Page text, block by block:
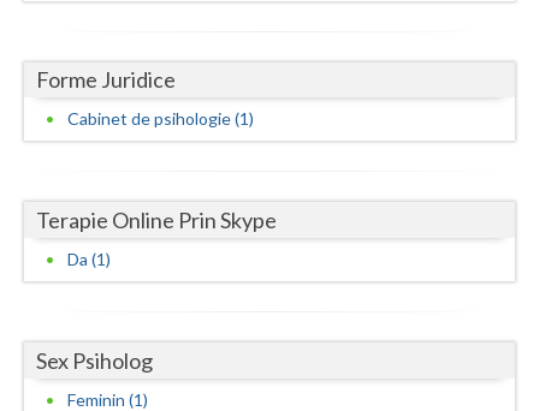
Olt
Prahova
Satu-Mare
Suceava
Teleorman
Forme Juridice
Cabinet de psihologie (1)
Terapie Online Prin Skype
Da (1)
Sex Psiholog
Feminin (1)